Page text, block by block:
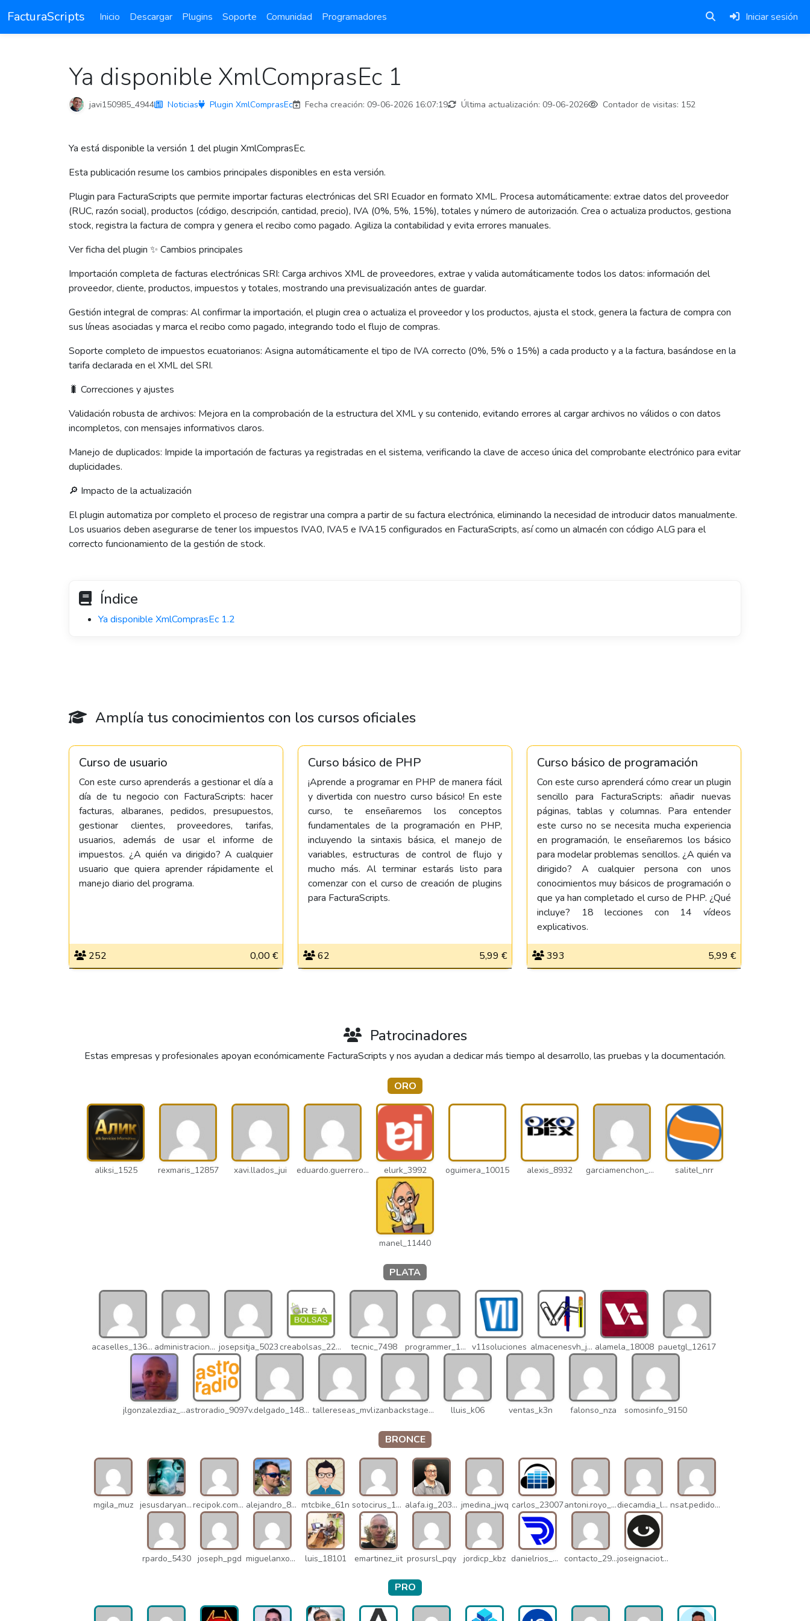
FacturaScripts Inicio Descargar Plugins Soporte Comunidad Programadores Iniciar sesión
Ya disponible XmlComprasEc 1
javi150985_4944 Noticias Plugin XmlComprasEc Fecha creación: 09-06-2026 16:07:19 Última actualización: 09-06-2026 Contador de visitas: 152
Ya está disponible la versión 1 del plugin XmlComprasEc.
Esta publicación resume los cambios principales disponibles en esta versión.
Plugin para FacturaScripts que permite importar facturas electrónicas del SRI Ecuador en formato XML. Procesa automáticamente: extrae datos del proveedor
(RUC, razón social), productos (código, descripción, cantidad, precio), IVA (0%, 5%, 15%), totales y número de autorización. Crea o actualiza productos, gestiona
stock, registra la factura de compra y genera el recibo como pagado. Agiliza la contabilidad y evita errores manuales.
Ver ficha del plugin ✨ Cambios principales
Importación completa de facturas electrónicas SRI: Carga archivos XML de proveedores, extrae y valida automáticamente todos los datos: información del
proveedor, cliente, productos, impuestos y totales, mostrando una previsualización antes de guardar.
Gestión integral de compras: Al confirmar la importación, el plugin crea o actualiza el proveedor y los productos, ajusta el stock, genera la factura de compra con
sus líneas asociadas y marca el recibo como pagado, integrando todo el flujo de compras.
Soporte completo de impuestos ecuatorianos: Asigna automáticamente el tipo de IVA correcto (0%, 5% o 15%) a cada producto y a la factura, basándose en la
tarifa declarada en el XML del SRI.
🐛 Correcciones y ajustes
Validación robusta de archivos: Mejora en la comprobación de la estructura del XML y su contenido, evitando errores al cargar archivos no válidos o con datos
incompletos, con mensajes informativos claros.
Manejo de duplicados: Impide la importación de facturas ya registradas en el sistema, verificando la clave de acceso única del comprobante electrónico para evitar
duplicidades.
🔎 Impacto de la actualización
El plugin automatiza por completo el proceso de registrar una compra a partir de su factura electrónica, eliminando la necesidad de introducir datos manualmente.
Los usuarios deben asegurarse de tener los impuestos IVA0, IVA5 e IVA15 configurados en FacturaScripts, así como un almacén con código ALG para el
correcto funcionamiento de la gestión de stock.
Índice
Ya disponible XmlComprasEc 1.2
Amplía tus conocimientos con los cursos oficiales
Curso de usuario
Con este curso aprenderás a gestionar el día a
día de tu negocio con FacturaScripts: hacer
facturas, albaranes, pedidos, presupuestos,
gestionar clientes, proveedores, tarifas,
usuarios, además de usar el informe de
impuestos. ¿A quién va dirigido? A cualquier
usuario que quiera aprender rápidamente el
manejo diario del programa.
252 0,00 €
Curso básico de PHP
¡Aprende a programar en PHP de manera fácil
y divertida con nuestro curso básico! En este
curso, te enseñaremos los conceptos
fundamentales de la programación en PHP,
incluyendo la sintaxis básica, el manejo de
variables, estructuras de control de flujo y
mucho más. Al terminar estarás listo para
comenzar con el curso de creación de plugins
para FacturaScripts.
62 5,99 €
Curso básico de programación
Con este curso aprenderá cómo crear un plugin
sencillo para FacturaScripts: añadir nuevas
páginas, tablas y columnas. Para entender
este curso no se necesita mucha experiencia
en programación, le enseñaremos los básico
para modelar problemas sencillos. ¿A quién va
dirigido? A cualquier persona con unos
conocimientos muy básicos de programación o
que ya han completado el curso de PHP. ¿Qué
incluye? 18 lecciones con 14 vídeos
explicativos.
393 5,99 €
Patrocinadores
Estas empresas y profesionales apoyan económicamente FacturaScripts y nos ayudan a dedicar más tiempo al desarrollo, las pruebas y la documentación.
ORO
aliksi_1525 rexmaris_12857 xavi.llados_jui eduardo.guerrero_pto elurk_3992 oguimera_10015 alexis_8932 garciamenchon_puz salitel_nrr
manel_11440
PLATA
acaselles_13670 administracion_nhd josepsitja_5023 creabolsas_22110 tecnic_7498 programmer_12837 v11soluciones almacenesvh_jo2 alamela_18008 pauetgl_12617
jlgonzalezdiaz_12316astroradio_9097 v.delgado_14821 tallereseas_mvl izanbackstage_14556 lluis_k06 ventas_k3n falonso_nza somosinfo_9150
BRONCE
mgila_muz jesusdaryanani_mko recipok.com_n5u alejandro_8931 mtcbike_61n sotocirus_11872 alafa.ig_20338 jmedina_jwq carlos_23007 antoni.royo_10023 diecamdia_l27 nsat.pedidos_1235
rpardo_5430 joseph_pgd miguelanxogomez_21982 luis_18101 emartinez_iit prosursl_pqy jordicp_kbz danielrios_mqb contacto_2906 joseignaciot_q66
PRO